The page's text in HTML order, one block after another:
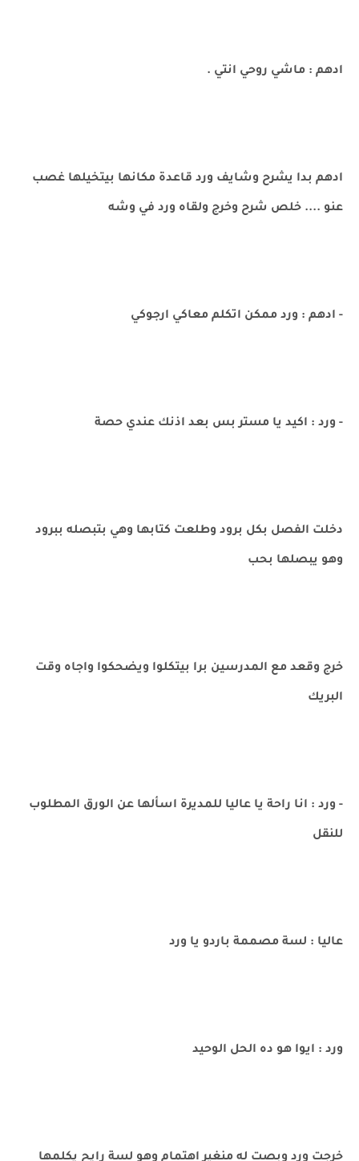
ادهم : ماشي روحي انتي .
ادهم بدا يشرح وشايف ورد قاعدة مكانها بيتخيلها غصب
عنو .... خلص شرح وخرج ولقاه ورد في وشه
- ادهم : ورد ممكن اتكلم معاكي ارجوكي
- ورد : اكيد يا مستر بس بعد اذنك عندي حصة
دخلت الفصل بكل برود وطلعت كتابها وهي بتبصله ببرود
وهو يبصلها بحب
خرج وقعد مع المدرسين برا بيتكلوا ويضحكوا واجاه وقت
البريك
- ورد : انا راحة يا عاليا للمديرة اسألها عن الورق المطلوب
للنقل
عاليا : لسة مصممة باردو يا ورد
ورد : ايوا هو ده الحل الوحيد
خرجت ورد وبصت له منغير اهتمام وهو لسة رايح يكلمها